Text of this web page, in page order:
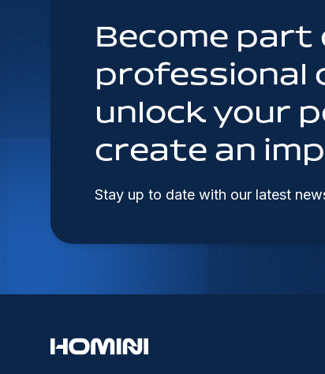
Become part
professional
unlock your
create an
Stay up to date with our latest